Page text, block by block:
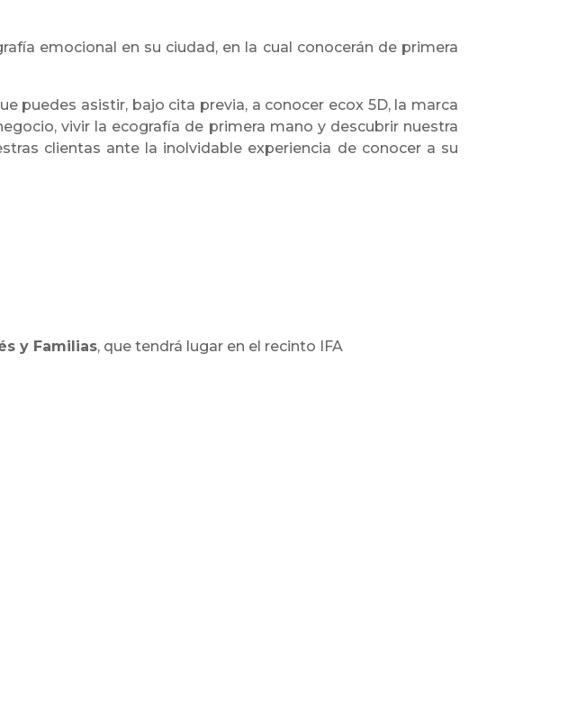
emocional en su ciudad, en la cual conocerán de primera
puedes asistir, bajo cita previa, a conocer ecox 5D, la marca
vivir la ecografía de primera mano y descubrir nuestra
clientas ante la inolvidable experiencia de conocer a su
y Familias, que tendrá lugar en el recinto IFA